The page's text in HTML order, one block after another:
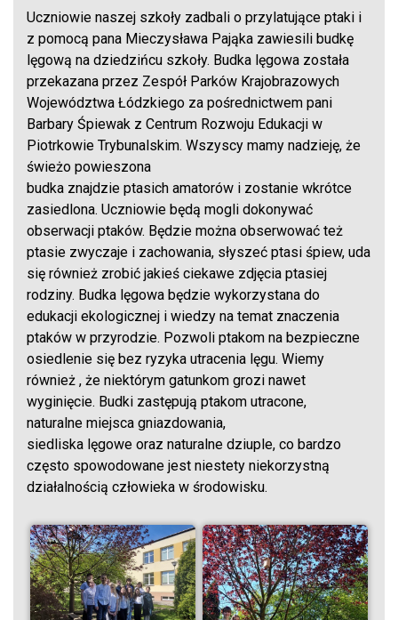
Uczniowie naszej szkoły zadbali o przylatujące ptaki i
z pomocą pana Mieczysława Pająka zawiesili budkę
lęgową na dziedzińcu szkoły. Budka lęgowa została
przekazana przez Zespół Parków Krajobrazowych
Województwa Łódzkiego za pośrednictwem pani
Barbary Śpiewak z Centrum Rozwoju Edukacji w
Piotrkowie Trybunalskim. Wszyscy mamy nadzieję, że
świeżo powieszona
budka znajdzie ptasich amatorów i zostanie wkrótce
zasiedlona. Uczniowie będą mogli dokonywać
obserwacji ptaków. Będzie można obserwować też
ptasie zwyczaje i zachowania, słyszeć ptasi śpiew, uda
się również zrobić jakieś ciekawe zdjęcia ptasiej
rodziny. Budka lęgowa będzie wykorzystana do
edukacji ekologicznej i wiedzy na temat znaczenia
ptaków w przyrodzie. Pozwoli ptakom na bezpieczne
osiedlenie się bez ryzyka utracenia lęgu. Wiemy
również , że niektórym gatunkom grozi nawet
wyginięcie. Budki zastępują ptakom utracone,
naturalne miejsca gniazdowania,
siedliska lęgowe oraz naturalne dziuple, co bardzo
często spowodowane jest niestety niekorzystną
działalnością człowieka w środowisku.